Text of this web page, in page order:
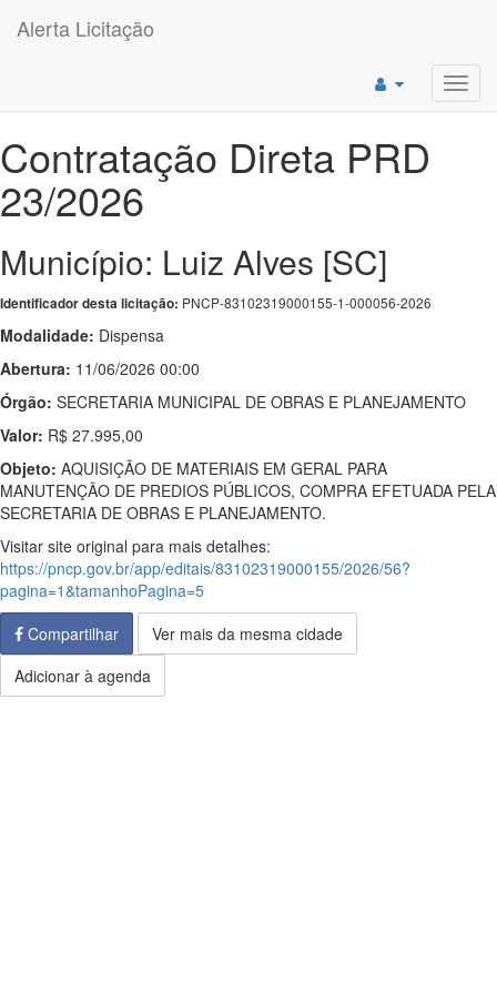
Alerta Licitação
Contratação Direta PRD
23/2026
Município: Luiz Alves [SC]
Identificador desta licitação: PNCP-83102319000155-1-000056-2026
Modalidade: Dispensa
Abertura: 11/06/2026 00:00
Órgão: SECRETARIA MUNICIPAL DE OBRAS E PLANEJAMENTO
Valor: R$ 27.995,00
Objeto: AQUISIÇÃO DE MATERIAIS EM GERAL PARA
MANUTENÇÃO DE PREDIOS PÚBLICOS, COMPRA EFETUADA PELA
SECRETARIA DE OBRAS E PLANEJAMENTO.
Visitar site original para mais detalhes:
https://pncp.gov.br/app/editais/83102319000155/2026/56?
pagina=1&tamanhoPagina=5
Compartilhar
Ver mais da mesma cidade
Adicionar à agenda